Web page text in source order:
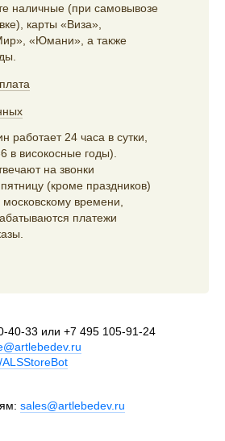
наличные (при самовывозе
карты «Виза»,
«Юмани», а также
работает 24 часа в сутки,
в високосные годы).
на звонки
(кроме праздников)
времени,
платежи
40-33 или +7 495 105-91-24
sales@artlebedev.ru